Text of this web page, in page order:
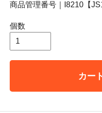
商品管理番号｜I8210【
個数
カー